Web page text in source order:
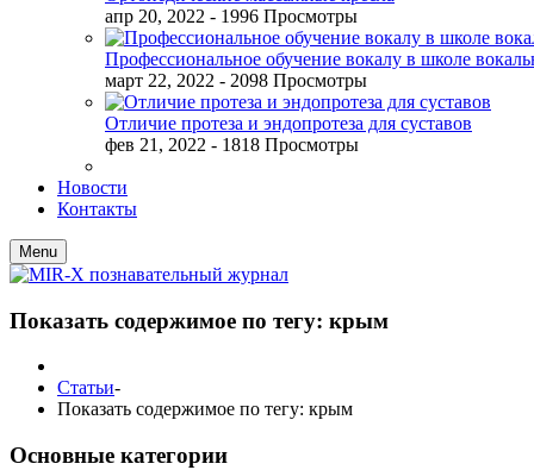
апр 20, 2022 - 1996 Просмотры
Профессиональное обучение вокалу в школе
март 22, 2022 - 2098 Просмотры
Отличие протеза и эндопротеза для суставов
фев 21, 2022 - 1818 Просмотры
Новости
Контакты
Menu
Показать содержимое по тегу: крым
Статьи-
Показать содержимое по тегу: крым
Основные категории